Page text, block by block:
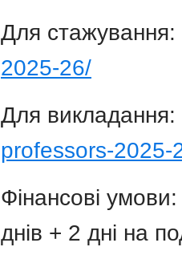
Для стажування:
2025-26/
Для викладання:
professors-2025-
Фінансові
днів + 2 дні на